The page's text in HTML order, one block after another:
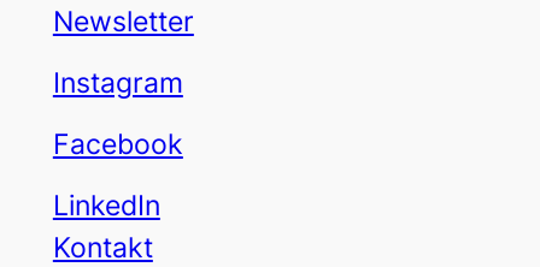
Newsletter
Instagram
Facebook
LinkedIn
Kontakt